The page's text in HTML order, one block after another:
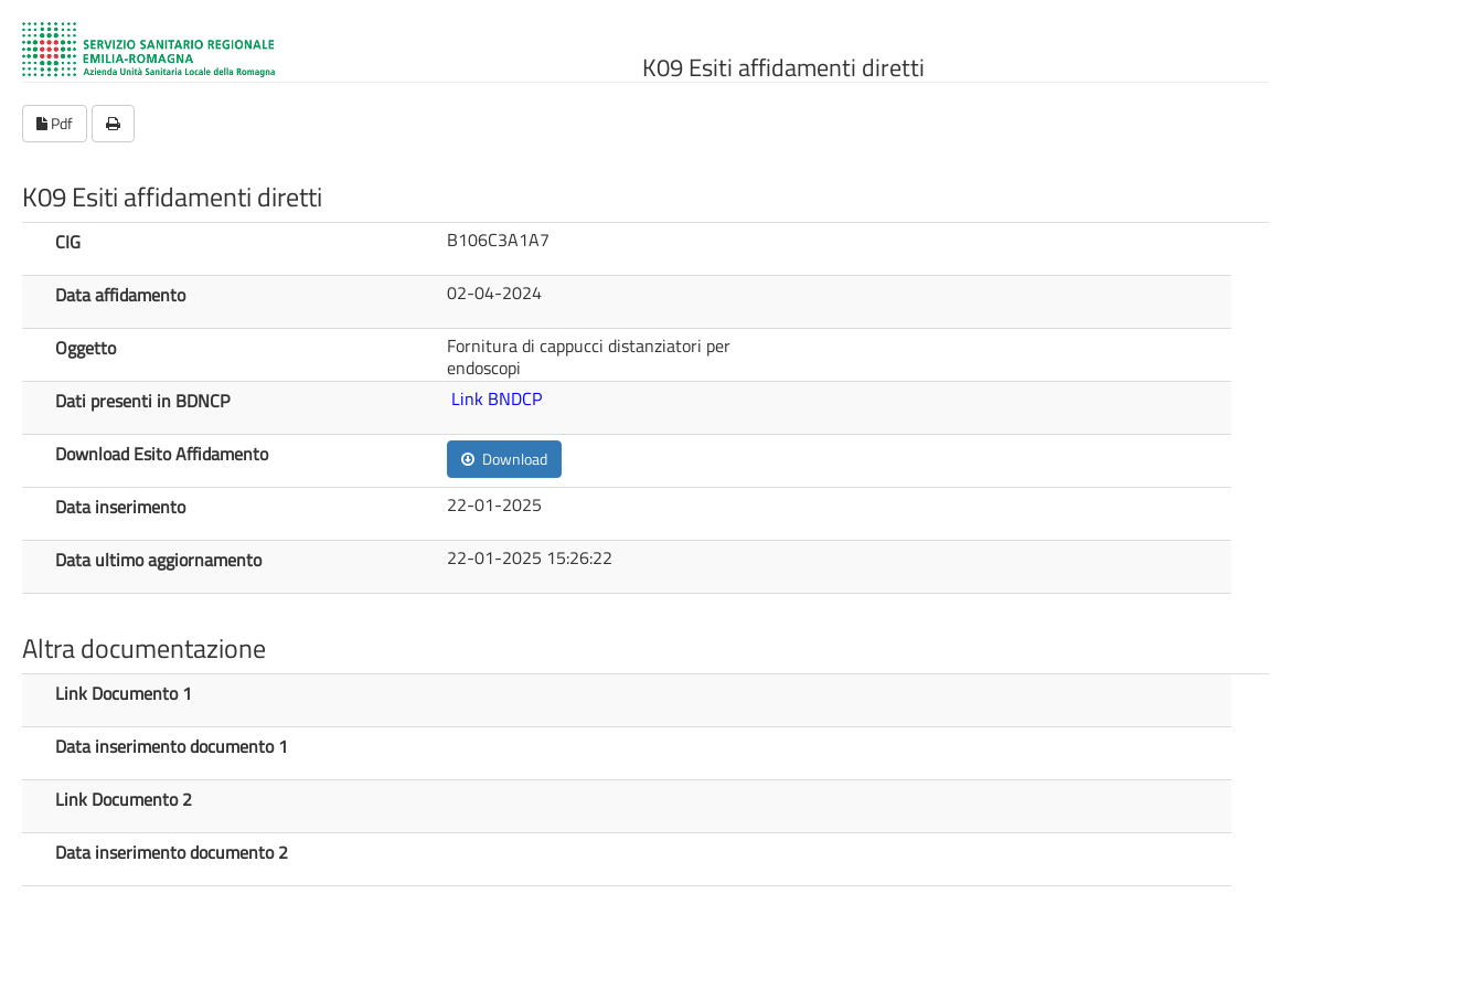
K09 Esiti affidamenti diretti
Pdf
K09 Esiti affidamenti diretti
CIG B106C3A1A7
Data affidamento 02-04-2024
Oggetto
Fornitura di cappucci distanziatori per
endoscopi
Dati presenti in BDNCP
Link BNDCP
Download Esito Affidamento Download
Data inserimento 22-01-2025
Data ultimo aggiornamento 22-01-2025 15:26:22
Altra documentazione
Link Documento 1
Data inserimento documento 1
Link Documento 2
Data inserimento documento 2